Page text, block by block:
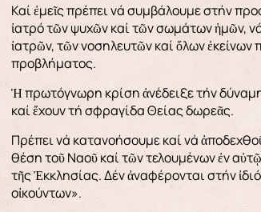
Καί ἐμεῖς πρέπει νά συμβάλουμε στήν
ἰατρό τῶν ψυχῶν καί τῶν σωμάτων ἡμῶν,
ἰατρῶν, τῶν νοσηλευτῶν καί ὅλων
προβλήματος.
Ἡ πρωτόγνωρη κρίση ἀνέδειξε τήν
καί ἔχουν τή σφραγίδα Θείας δωρεᾶς.
Πρέπει νά κατανοήσουμε καί νά
θέση τοῦ Ναοῦ καί τῶν τελουμένων ἐν
τῆς Ἐκκλησίας. Δέν ἀναφέρονται στήν
οἰκούντων».